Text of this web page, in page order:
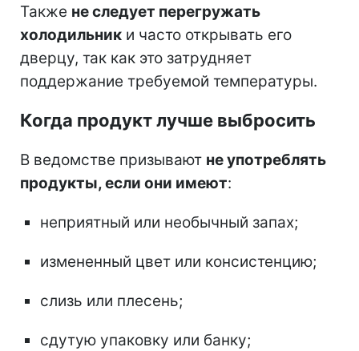
Также не следует перегружать
холодильник и часто открывать его
дверцу, так как это затрудняет
поддержание требуемой температуры.
Когда продукт лучше выбросить
В ведомстве призывают не употреблять
продукты, если они имеют:
неприятный или необычный запах;
измененный цвет или консистенцию;
слизь или плесень;
сдутую упаковку или банку;